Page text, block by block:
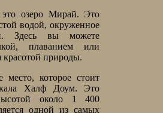
озеро Мирай. Это
водой, окруженное
Здесь вы можете
плаванием или
красотой природы.
место, которое стоит
Халф Доум. Это
около 1 400
одной из самых